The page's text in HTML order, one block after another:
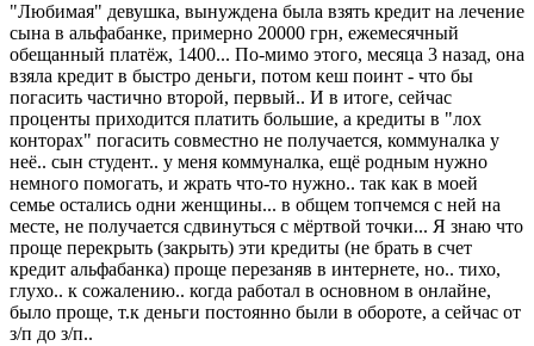
"Любимая" девушка, вынуждена была взять кредит на лечение
сына в альфабанке, примерно 20000 грн, ежемесячный
обещанный платёж, 1400... По-мимо этого, месяца 3 назад, она
взяла кредит в быстро деньги, потом кеш поинт - что бы
погасить частично второй, первый.. И в итоге, сейчас
проценты приходится платить большие, а кредиты в "лох
конторах" погасить совместно не получается, коммуналка у
неё.. сын студент.. у меня коммуналка, ещё родным нужно
немного помогать, и жрать что-то нужно.. так как в моей
семье остались одни женщины... в общем топчемся с ней на
месте, не получается сдвинуться с мёртвой точки... Я знаю что
проще перекрыть (закрыть) эти кредиты (не брать в счет
кредит альфабанка) проще перезаняв в интернете, но.. тихо,
глухо.. к сожалению.. когда работал в основном в онлайне,
было проще, т.к деньги постоянно были в обороте, а сейчас от
з/п до з/п..